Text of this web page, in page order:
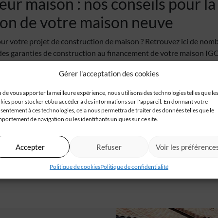
Gérer l'acceptation des cookies
de vous apporter la meilleure expérience, nous utilisons des technologies telles que
pour stocker et/ou accéder à des informations sur l'appareil. En donnant votre
à ces technologies, cela nous permettra de traiter des données telles que le
de navigation ou les identifiants uniques sur ce site.
Accepter Refuser Voir les
Politique de cookiesPolitique de confidentialité
de votre maison neuve
votre projet de construction de maison ? Retrouvez ici de
garanties de construction au financement de votre maison
maison, notre objectif est de faire de chaque maison un lieu
cette section actualités vous inspire et vous informe sur notre
l’innovation dans le domaine de la construction de maison.
passionnantes !